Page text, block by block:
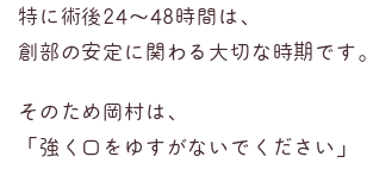
特に術後24〜48時間は、
創部の安定に関わる大切な時期です。
そのため岡村は、
「強く口をゆすがないでください」